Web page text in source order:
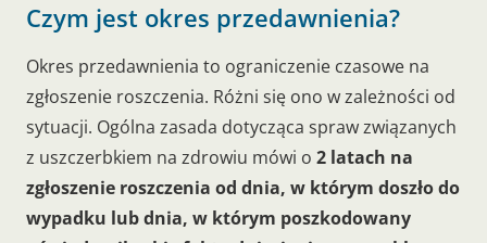
Czym jest okres przedawnienia?
Okres przedawnienia to ograniczenie czasowe na
zgłoszenie roszczenia. Różni się ono w zależności od
sytuacji. Ogólna zasada dotycząca spraw związanych
z uszczerbkiem na zdrowiu mówi o 2 latach na
zgłoszenie roszczenia od dnia, w którym doszło do
wypadku lub dnia, w którym poszkodowany